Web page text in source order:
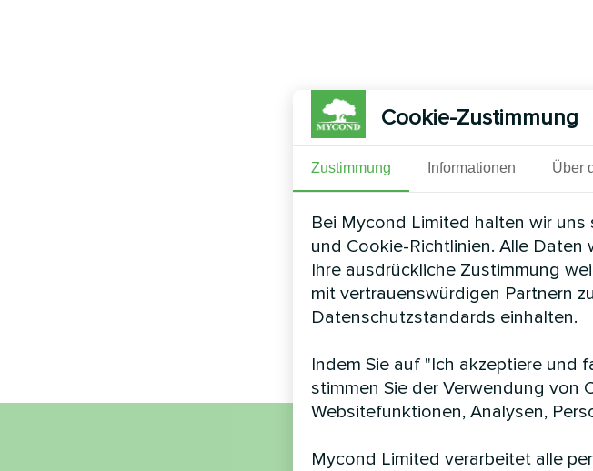
Name
Cookie-Zustimmung
Zustimmung Informationen Über
Bei Mycond Limited halten wir
und Cookie-Richtlinien. Alle
Ihre ausdrückliche Zustimmung
mit vertrauenswürdigen Partnern
Datenschutzstandards einhalten.
Indem Sie auf "Ich akzeptiere und
stimmen Sie der Verwendung von
Websitefunktionen, Analysen,
Mycond Limited verarbeitet alle